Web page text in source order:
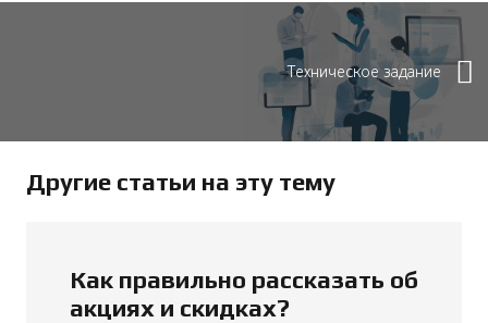
Техническое задание
Другие статьи на эту тему
Как правильно рассказать об
акциях и скидках?